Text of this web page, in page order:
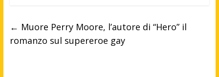
← Muore Perry Moore, l’autore di “Hero” il
romanzo sul supereroe gay